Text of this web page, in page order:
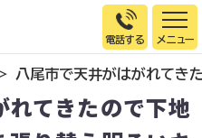
電話する
八尾市で天井がはがれてき
てきたので下地